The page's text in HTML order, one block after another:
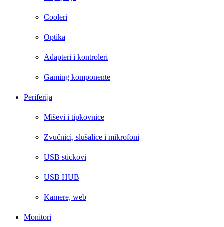
Cooleri
Optika
Adapteri i kontroleri
Gaming komponente
Periferija
Miševi i tipkovnice
Zvučnici, slušalice i mikrofoni
USB stickovi
USB HUB
Kamere, web
Monitori